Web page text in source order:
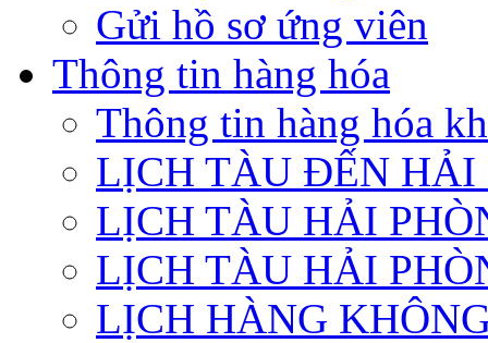
Gửi hồ sơ ứng viên
Thông tin hàng hóa
Thông tin hàng hóa
LỊCH TÀU ĐẾN HẢI
LỊCH TÀU HẢI
LỊCH TÀU HẢI
LỊCH HÀNG